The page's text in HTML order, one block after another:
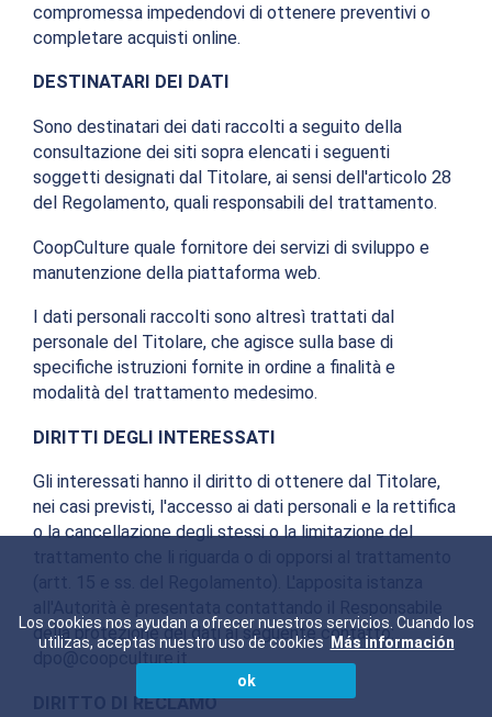
Los cookies nos ayudan a ofrecer nuestros servicios. Cuando los
utilizas, aceptas nuestro uso de cookies
Más información
ok
compromessa impedendovi di ottenere preventivi o
completare acquisti online.
DESTINATARI DEI DATI
Sono destinatari dei dati raccolti a seguito della
consultazione dei siti sopra elencati i seguenti
soggetti designati dal Titolare, ai sensi dell'articolo 28
del Regolamento, quali responsabili del trattamento.
CoopCulture quale fornitore dei servizi di sviluppo e
manutenzione della piattaforma web.
I dati personali raccolti sono altresì trattati dal
personale del Titolare, che agisce sulla base di
specifiche istruzioni fornite in ordine a finalità e
modalità del trattamento medesimo.
DIRITTI DEGLI INTERESSATI
Gli interessati hanno il diritto di ottenere dal Titolare,
nei casi previsti, l'accesso ai dati personali e la rettifica
o la cancellazione degli stessi o la limitazione del
della protezione dei dati al seguente contatto:
dpo@coopculture.it.
DIRITTO DI RECLAMO